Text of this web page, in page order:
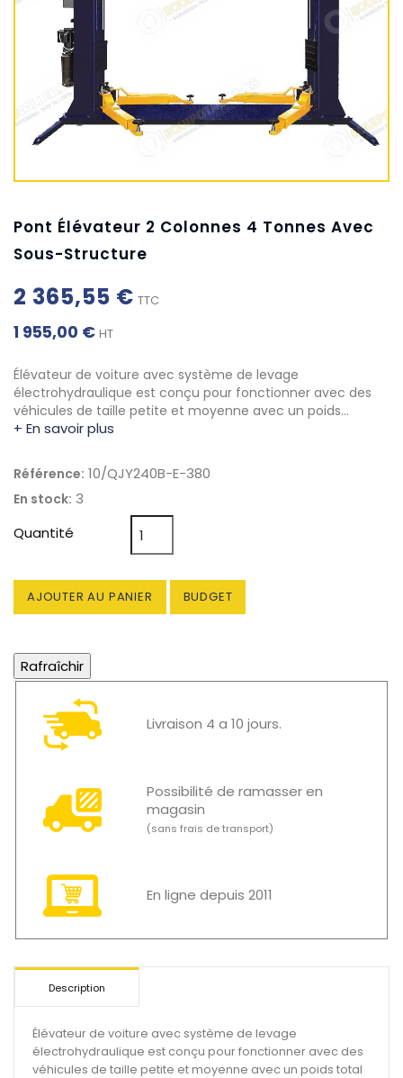
Pont Élévateur 2 Colonnes 4 Tonnes Avec
Sous-Structure
2 365,55 € TTC
1 955,00 € HT
Élévateur de voiture avec système de levage
électrohydraulique est conçu pour fonctionner avec des
véhicules de taille petite et moyenne avec un poids…
+ En savoir plus
Référence: 10/QJY240B-E-380
En stock: 3
Quantité
AJOUTER AU PANIER BUDGET
Livraison 4 a 10 jours.
Possibilité de ramasser en
magasin
(sans frais de transport)
En ligne depuis 2011
Description
Élévateur de voiture avec système de levage
électrohydraulique est conçu pour fonctionner avec des
véhicules de taille petite et moyenne avec un poids total